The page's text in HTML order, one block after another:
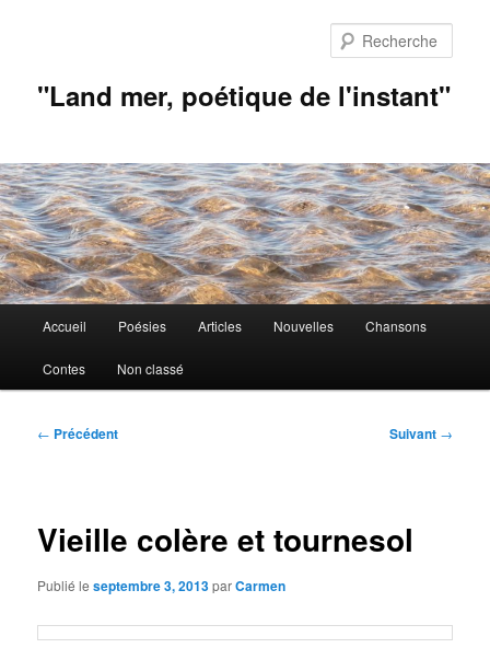
"Land mer, poétique de l'instant"
principal
Accueil Poésies Articles Nouvelles Chansons
Contes Non classé
Navigation
← Précédent Suivant →
Vieille colère et tournesol
Publié leseptembre 3, 2013parCarmen